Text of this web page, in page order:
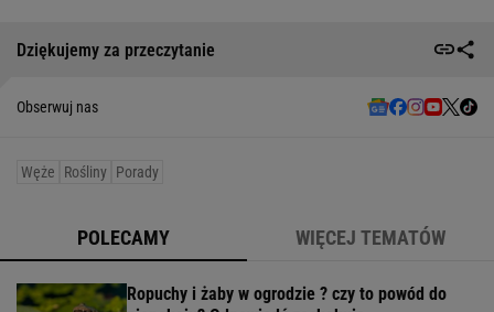
Dziękujemy za przeczytanie
Obserwuj nas
Węże Rośliny Porady
POLECAMY WIĘCEJ TEMATÓW
Ropuchy i żaby w ogrodzie ? czy to powód do